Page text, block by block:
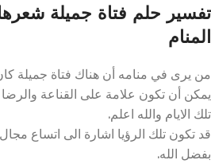
تفسير حلم فتاة جميلة
المنام
من يرى في منامه أن هناك فتاة جميلة
يمكن أن تكون علامة على القناعة
تلك الايام والله اعلم.
قد تكون تلك الرؤيا اشارة الى اتساع
بفضل الله.